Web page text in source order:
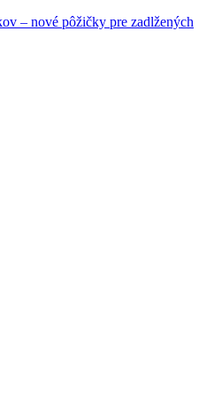
– nové pôžičky pre zadlžených